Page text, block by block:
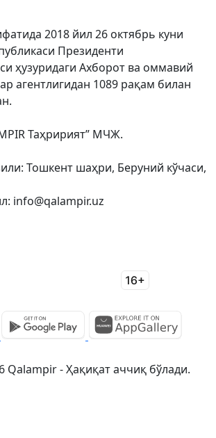
2018 йил 26 октябрь куни
Президенти
ҳузуридаги Ахборот ва оммавий
агентлигидан 1089 рақам билан
Таҳририят” МЧЖ.
Тошкент шаҳри, Беруний кўчаси,
info@qalampir.uz
Qalampir - Ҳақиқат аччиқ бўлади.